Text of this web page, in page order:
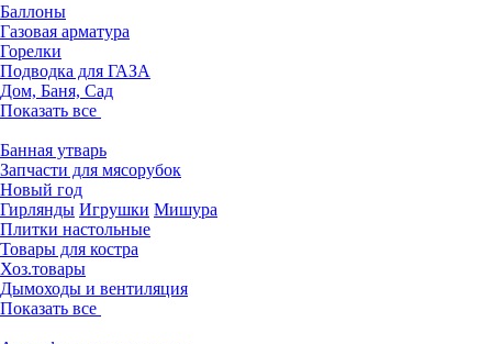
Баллоны
Газовая арматура
Горелки
Подводка для ГАЗА
Дом, Баня, Сад
Показать все
Банная утварь
Запчасти для мясорубок
Новый год
Гирлянды Игрушки Мишура
Плитки настольные
Товары для костра
Хоз.товары
Дымоходы и вентиляция
Показать все